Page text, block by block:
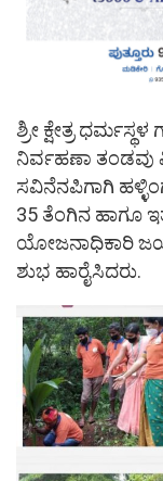
ಶ್ರೀ ಕ್ಷೇತ್ರ
ನಿರ್ವಹಣಾ ತಂಡವು
ಸವಿನೆನಪಿಗಾಗಿ
35 ತೆಂಗಿನ ಹಾಗೂ
ಯೋಜನಾಧಿಕಾರಿ
ಶುಭ ಹಾರೈಸಿದರು.